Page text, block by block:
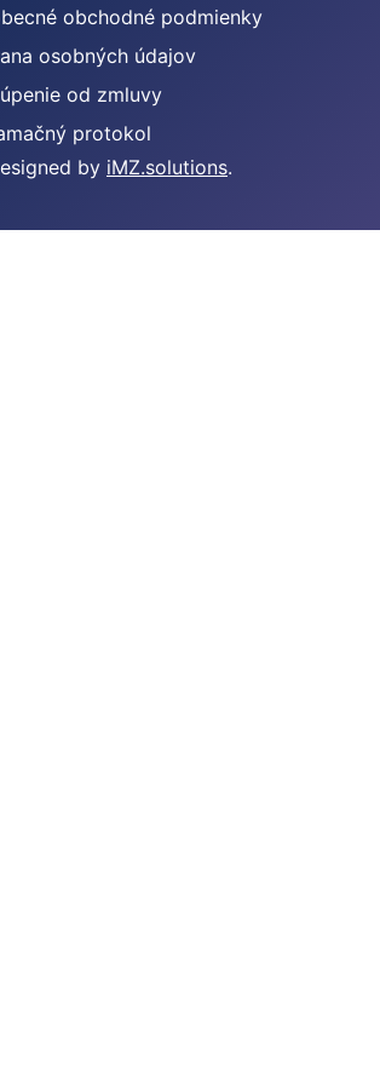
obchodné podmienky
osobných údajov
od zmluvy
protokol
by iMZ.solutions.